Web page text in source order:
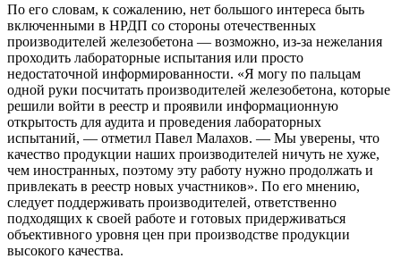
По его словам, к сожалению, нет большого интереса быть
включенными в НРДП со стороны отечественных
производителей железобетона — возможно, из-за нежелания
проходить лабораторные испытания или просто
недостаточной информированности. «Я могу по пальцам
одной руки посчитать производителей железобетона, которые
решили войти в реестр и проявили информационную
открытость для аудита и проведения лабораторных
испытаний, — отметил Павел Малахов. — Мы уверены, что
качество продукции наших производителей ничуть не хуже,
чем иностранных, поэтому эту работу нужно продолжать и
привлекать в реестр новых участников». По его мнению,
следует поддерживать производителей, ответственно
подходящих к своей работе и готовых придерживаться
объективного уровня цен при производстве продукции
высокого качества.